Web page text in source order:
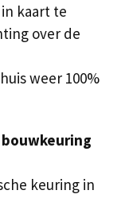
kaart te
over de
weer 100%
keuring in